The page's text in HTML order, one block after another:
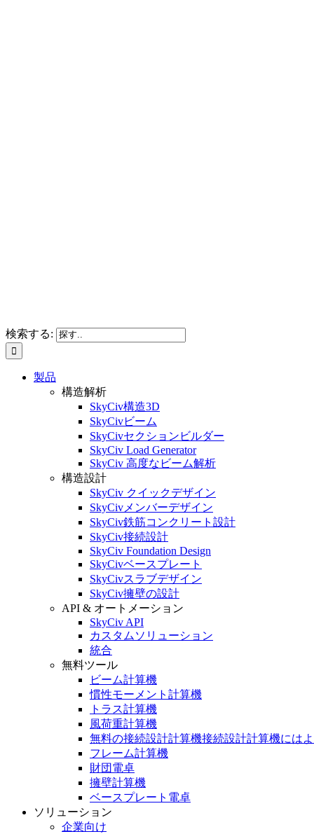
検索する:
製品
構造解析
SkyCiv構造3D
SkyCivビーム
SkyCivセクションビルダー
SkyCiv Load Generator
SkyCiv 高度なビーム解析
構造設計
SkyCiv クイックデザイン
SkyCivメンバーデザイン
SkyCiv鉄筋コンクリート設計
SkyCiv接続設計
SkyCiv Foundation Design
SkyCivベースプレート
SkyCivスラブデザイン
SkyCiv擁壁の設計
API & オートメーション
SkyCiv API
カスタムソリューション
統合
無料ツール
ビーム計算機
慣性モーメント計算機
トラス計算機
風荷重計算機
無料の接続設計計算機接続設計計算機には
フレーム計算機
財団電卓
擁壁計算機
ベースプレート電卓
ソリューション
企業向け